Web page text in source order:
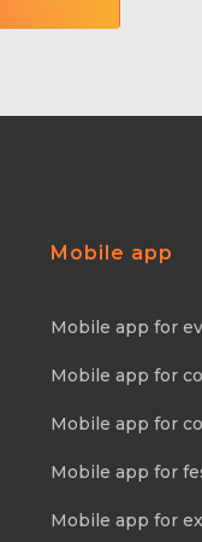
Mobile app
Mobile app for
Mobile app for
Mobile app for
Mobile app for
Mobile app for